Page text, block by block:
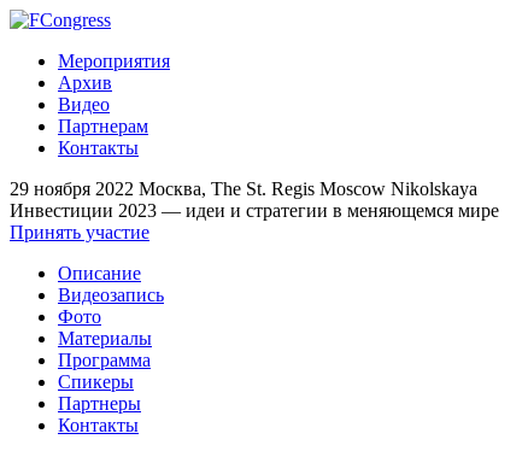
Мероприятия
Архив
Видео
Партнерам
Контакты
29 ноября 2022 Москва, The St. Regis Moscow Nikolskaya
Инвестиции 2023 — идеи и стратегии в меняющемся мире
Принять участие
Описание
Видеозапись
Фото
Материалы
Программа
Спикеры
Партнеры
Контакты